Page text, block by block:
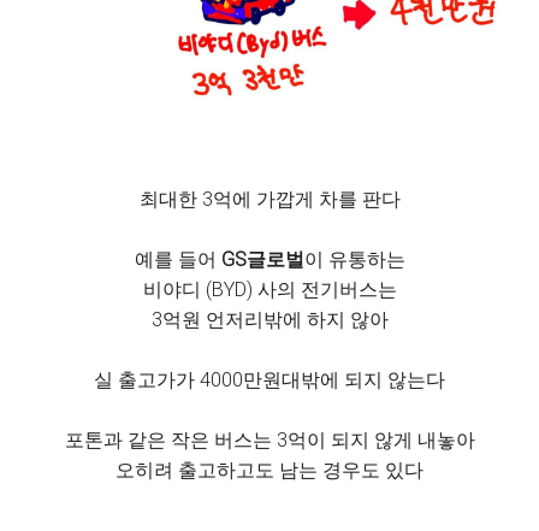
최대한 3억에 가깝게 차를 판다
예를 들어 GS글로벌이 유통하는
비야디 (BYD) 사의 전기버스는
3억원 언저리밖에 하지 않아
실 출고가가 4000만원대밖에 되지 않는다
포톤과 같은 작은 버스는 3억이 되지 않게 내놓아
오히려 출고하고도 남는 경우도 있다